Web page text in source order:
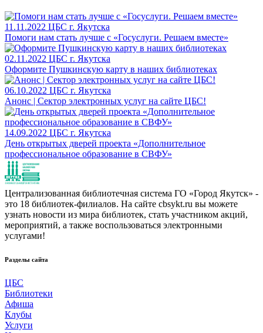
11.11.2022 ЦБС г. Якутска
Помоги нам стать лучше с «Госуслуги. Решаем вместе»
02.11.2022 ЦБС г. Якутска
Оформите Пушкинскую карту в наших библиотеках
06.10.2022 ЦБС г. Якутска
Анонс | Сектор электронных услуг на сайте ЦБС!
14.09.2022 ЦБС г. Якутска
День открытых дверей проекта «Дополнительное
профессиональное образование в СВФУ»
Централизованная библиотечная система ГО «Город Якутск» -
это 18 библиотек-филиалов. На сайте cbsykt.ru вы можете
узнать новости из мира библиотек, стать участником акций,
мероприятий, а также воспользоваться электронными
услугами!
Разделы сайта
ЦБС
Библиотеки
Афиша
Клубы
Услуги